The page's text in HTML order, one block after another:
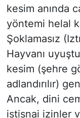
kesim anında
yöntemi helal
​Şoklamasız
​Hayvanı
kesim (şehre
adlandırılır)
Ancak, dini
istisnai izinler